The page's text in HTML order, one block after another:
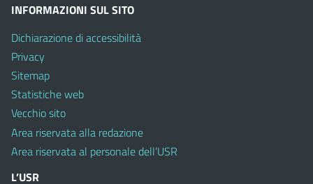
INFORMAZIONI SUL SITO
Dichiarazione di accessibilità
Privacy
Sitemap
Statistiche web
Vecchio sito
Area riservata alla redazione
Area riservata al personale dell’USR
L’USR